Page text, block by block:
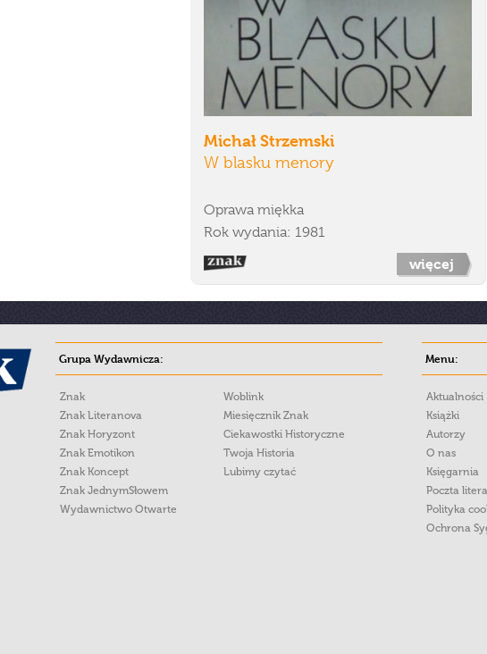
Michał Strzemski
W blasku menory
Oprawa miękka
Rok wydania: 1981
więcej
Grupa Wydawnicza:
Znak
Znak Literanova
Znak Horyzont
Znak Emotikon
Znak Koncept
Znak JednymSłowem
Wydawnictwo Otwarte
Woblink
Miesięcznik Znak
Ciekawostki Historyczne
Twoja Historia
Lubimy czytać
Menu:
Aktualności
Książki
Autorzy
O nas
Księgarnia
Poczta
Polityka
Ochrona